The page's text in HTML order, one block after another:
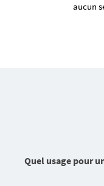
aucun
Quel usage pour